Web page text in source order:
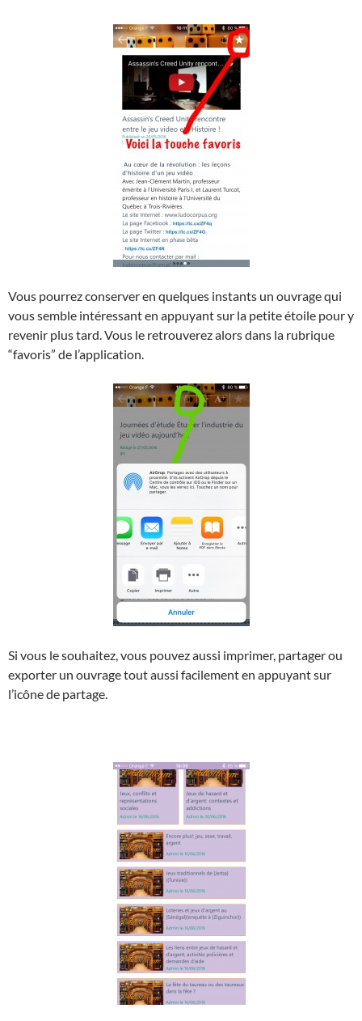
Vous pourrez conserver en quelques instants un ouvrage qui
vous semble intéressant en appuyant sur la petite étoile pour y
revenir plus tard. Vous le retrouverez alors dans la rubrique
“favoris” de l’application.
Si vous le souhaitez, vous pouvez aussi imprimer, partager ou
exporter un ouvrage tout aussi facilement en appuyant sur
l’icône de partage.